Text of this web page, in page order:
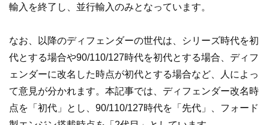
輸入を終了し、並行輸入のみとなっています。
なお、以降のディフェンダーの世代は、シリーズ時代を初
代とする場合や90/110/127時代を初代とする場合、ディフ
ェンダーに改名した時点が初代とする場合など、人によっ
て意見が分かれます。本記事では、ディフェンダー改名時
点を「初代」とし、90/110/127時代を「先代」、フォード